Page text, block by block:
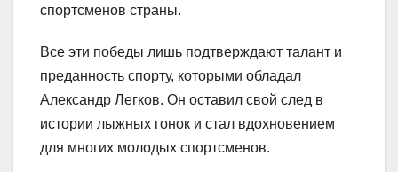
спортсменов страны.
Все эти победы лишь подтверждают талант и
преданность спорту, которыми обладал
Александр Легков. Он оставил свой след в
истории лыжных гонок и стал вдохновением
для многих молодых спортсменов.